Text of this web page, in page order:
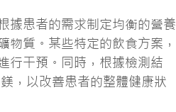
據患者的需求制定均衡的營養
質。某些特定的飲食方案，
行干預。同時，根據檢測結
，以改善患者的整體健康狀